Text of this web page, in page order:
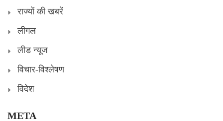
राज्यों की खबरें
लीगल
लीड न्यूज
विचार-विश्लेषण
विदेश
META